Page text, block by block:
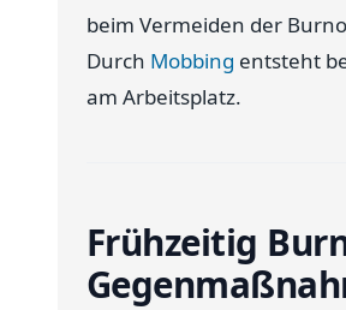
beim Vermeiden der
Durch Mobbing entsteht
am Arbeitsplatz.
Frühzeitig